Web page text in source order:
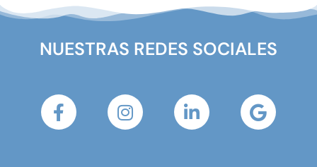
NUESTRAS REDES SOCIALES